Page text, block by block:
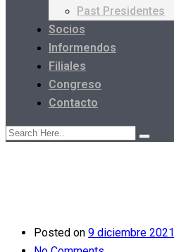
Past Presidentes
Socios
Informendos
Filiales
Congreso
Contacto
Posted on 9 diciembre 2021